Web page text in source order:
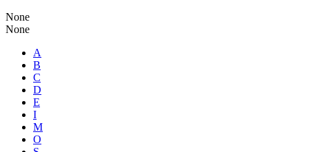
None
None
A
B
C
D
E
I
M
O